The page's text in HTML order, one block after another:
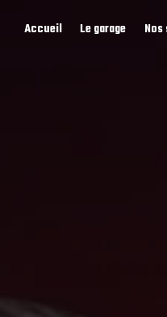
Accueil Le garage